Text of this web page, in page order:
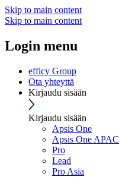
Skip to main content
Skip to main content
Login menu
efficy Group
Ota yhteyttä
Kirjaudu sisään
Kirjaudu sisään
Apsis One
Apsis One APAC
Pro
Lead
Pro Asia